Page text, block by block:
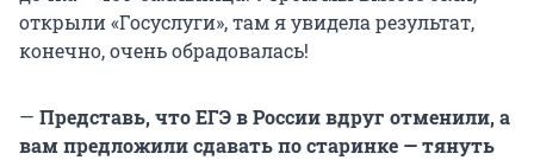
открыли «Госуслуги», там я увидела результат,
конечно, очень обрадовалась!
— Представь, что ЕГЭ в России вдруг отменили, а
вам предложили сдавать по старинке — тянуть